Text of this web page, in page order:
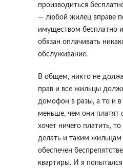
производиться
— любой жилец вправе
имуществом бесплатно
обязан оплачивать
обслуживание.
В общем, никто не
прав и все жильцы
домофон в разы, а то и в
меньше, чем они платят
хочет ничего платить,
делать и таким
обеспечен
квартиры. И я